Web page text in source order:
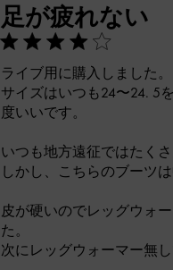
足が疲れない
ライブ用に購入しました。
サイズはいつも24〜24. 5
度いいです。
いつも地方遠征ではたく
しかし、こちらのブーツ
皮が硬いのでレッグウォ
た。
次にレッグウォーマー無